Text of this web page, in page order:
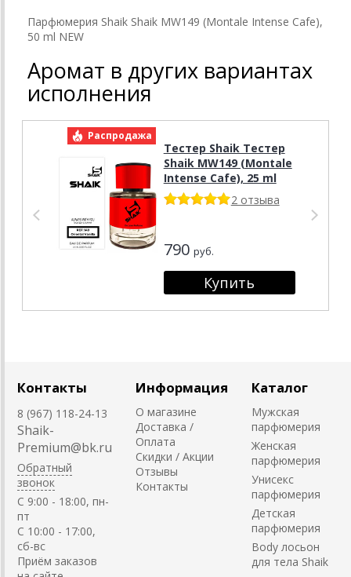
Парфюмерия Shaik Shaik MW149 (Montale Intense Cafe),
50 ml NEW
Аромат в других вариантах
исполнения
Распродажа
Тестер Shaik Тестер
Shaik MW149 (Montale
Intense Cafe), 25 ml
2 отзыва
790 руб.
Контакты
8 (967) 118-24-13
Shaik-
Premium@bk.ru
Обратный
звонок
C 9:00 - 18:00, пн-
пт
С 10:00 - 17:00,
сб-вс
Приём заказов
Информация
О магазине
Доставка /
Оплата
Скидки / Акции
Отзывы
Контакты
Каталог
Мужская
парфюмерия
Женская
парфюмерия
Унисекс
парфюмерия
Детская
парфюмерия
Body лосьон
для тела Shaik